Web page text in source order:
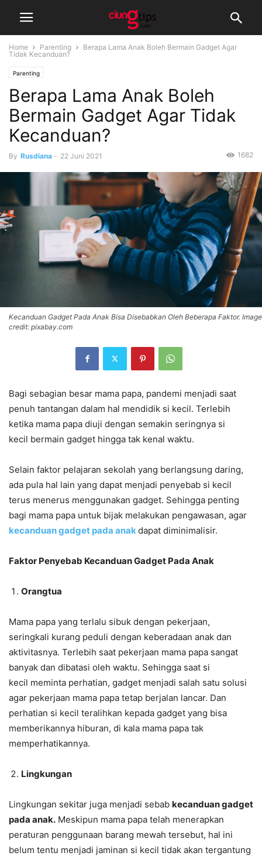
Home Parenting
Berapa Lama Anak Boleh Bermain Gadget Agar
Tidak Kecanduan?
Parenting
Berapa Lama Anak Boleh
Bermain Gadget Agar Tidak
Kecanduan?
By Rusdiana - 22 Juni 2021 1682
Kecanduan Gadget Pada Anak Bisa Disebabkan Oleh Beberapa Faktor. Image
credit: pixabay.com
Bagi sebagian besar mama papa, pandemi menjadi saat
penuh tantangan dalam hal mendidik si kecil. Terlebih
ketika mama papa diuji dengan semakin seringnya si
kecil bermain gadget hingga tak kenal waktu.
Selain faktor pelajaran sekolah yang berlangsung daring,
ada pula hal lain yang dapat menjadi penyebab si kecil
terus menerus menggunakan gadget. Sehingga penting
bagi mama papa untuk bijak melakukan pengawasan, agar
kecanduan gadget pada anak dapat diminimalisir.
Faktor Penyebab Kecanduan Gadget Pada Anak
Orangtua
Mama papa yang terlalu sibuk dengan pekerjaan,
seringkali kurang peduli dengan keberadaan anak dan
aktivitasnya. Terlebih saat pekerjaan mama papa sangat
banyak dan dibatasi oleh waktu. Sehingga saat si
kecil meminta perhatian, gadget menjadi salah satu solusi
agar pekerjaan mama papa tetap berjalan lancar. Dan
perhatian si kecil teralihkan kepada gadget yang bisa
memberikannya hiburan, di kala mama papa tak
memperhatikannya.
Lingkungan
Lingkungan sekitar juga menjadi sebab kecanduan gadget
pada anak. Meskipun mama papa telah menerapkan
peraturan penggunaan barang mewah tersebut, hal ini
belum tentu menjadi jaminan si kecil tidak akan tergantung